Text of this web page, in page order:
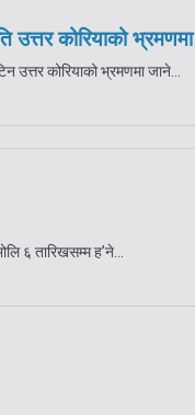
उत्तर कोरियाको भ्रमणमा
उत्तर कोरियाको भ्रमणमा जाने...
६ तारिखसम्म ह’ने...